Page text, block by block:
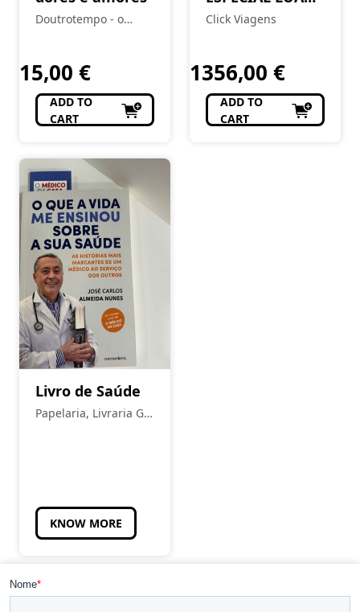
Doutrotempo - o
15,00 €
ADD TO
CART
DE MEL
Click Viagens
1356,00 €
ADD TO
CART
Livro de Saúde
Papelaria, Livraria Gil
KNOW MORE